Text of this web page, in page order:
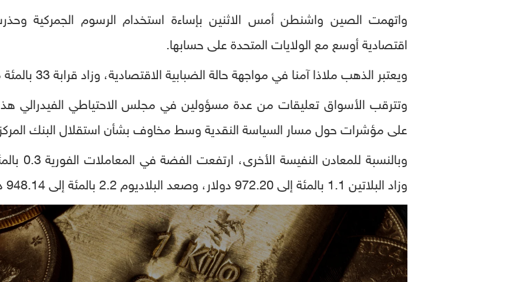
واتهمت الصين واشنطن أمس الاثنين بإساءة استخدام الرسوم الجمركية
اقتصادية أوسع مع الولايات المتحدة على حسابها.
ويعتبر الذهب ملاذا آمنا في مواجهة حالة الضبابية الاقتصادية، وزاد قرابة 33 بالمئة منذ بداية العام.
وتترقب الأسواق تعليقات من عدة مسؤولين في مجلس الاحتياطي الفيدرالي
على مؤشرات حول مسار السياسة النقدية وسط مخاوف بشأن استقلال البنك
وزاد البلاتين 1.1 بالمئة إلى 972.20 دولار، وصعد البلاديوم 2.2 بالمئة إلى 948.14 دولار.